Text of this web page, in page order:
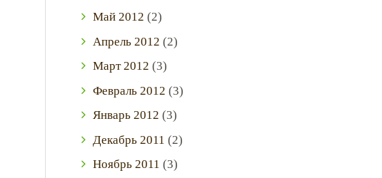
Май 2012 (2)
Апрель 2012 (2)
Март2012 (3)
Февраль 2012 (3)
Январь 2012 (3)
Декабрь 2011 (2)
Ноябрь 2011 (3)